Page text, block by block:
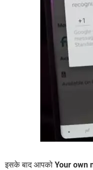
इसके बाद आपको Your own